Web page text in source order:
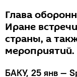
Глава
Иране
страны, а
мероприятий.
БАКУ, 25 янв —